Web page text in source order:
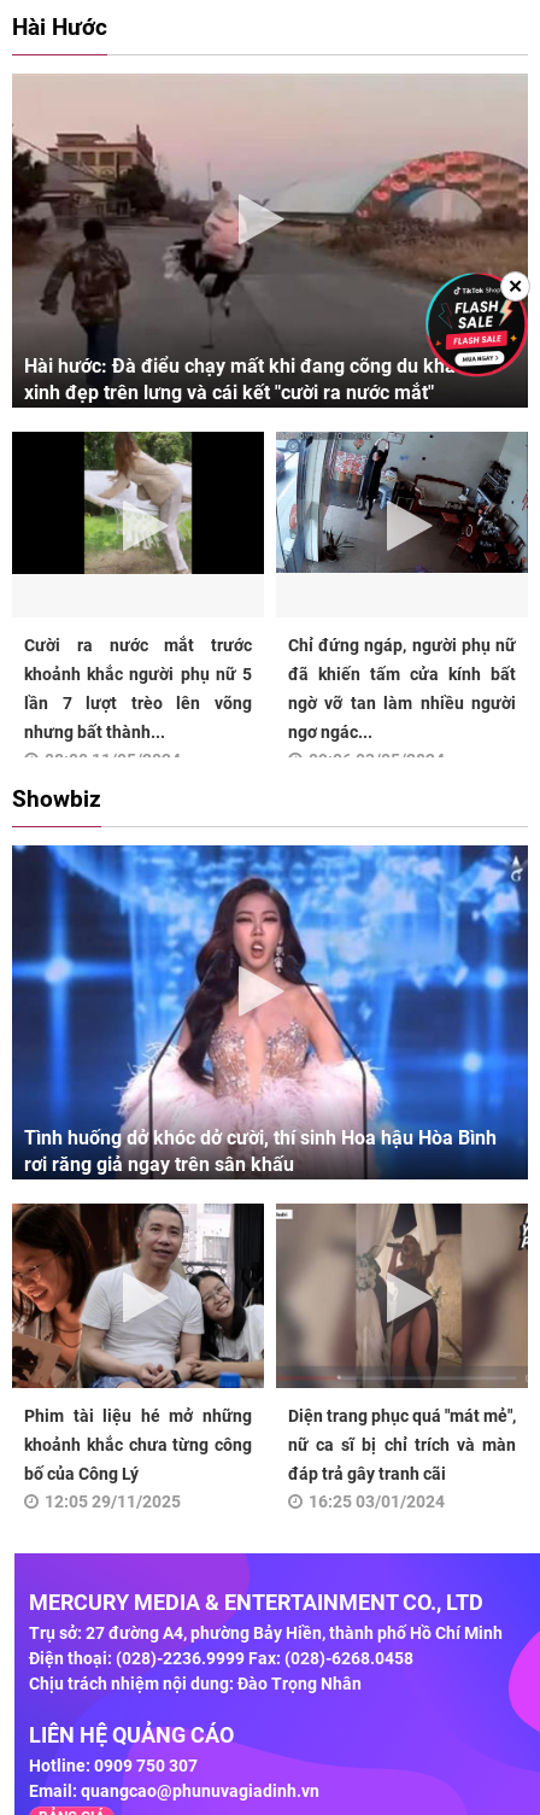
Hài Hước
Hài hước: Đà điểu chạy mất khi đang cõng du khách
xinh đẹp trên lưng và cái kết "cười ra nước mắt"
Cười ra nước mắt trước
khoảnh khắc người phụ nữ 5
lần 7 lượt trèo lên võng
nhưng bất thành...
08:00 11/05/2024
Chỉ đứng ngáp, người phụ nữ
đã khiến tấm cửa kính bất
ngờ vỡ tan làm nhiều người
ngơ ngác...
09:06 03/05/2024
Showbiz
Tình huống dở khóc dở cười, thí sinh Hoa hậu Hòa Bình
rơi răng giả ngay trên sân khấu
Phim tài liệu hé mở những
khoảnh khắc chưa từng công
bố của Công Lý
12:05 29/11/2025
Diện trang phục quá "mát mẻ",
nữ ca sĩ bị chỉ trích và màn
đáp trả gây tranh cãi
16:25 03/01/2024
MERCURY MEDIA & ENTERTAINMENT CO., LTD
Trụ sở: 27 đường A4, phường Bảy Hiền, thành phố Hồ Chí Minh
Điện thoại: (028)-2236.9999 Fax: (028)-6268.0458
Chịu trách nhiệm nội dung: Đào Trọng Nhân
LIÊN HỆ QUẢNG CÁO
Hotline: 0909 750 307
Email: quangcao@phunuvagiadinh.vn
✕